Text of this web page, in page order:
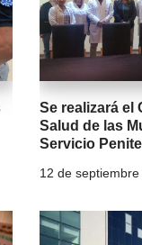
Se realizará el
Salud de las
Servicio
12 de